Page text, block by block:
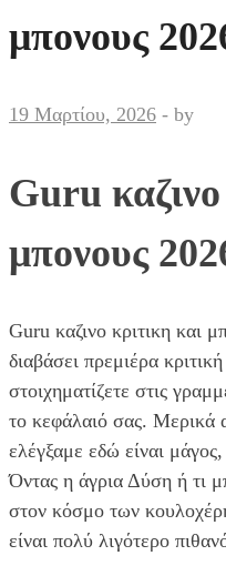
μπονους
19 Μαρτίου, 2026 - by
Guru
μπονους
Guru καζινο κριτικη και
διαβάσει πρεμιέρα
στοιχηματίζετε στις
το κεφάλαιό σας. Μερικά
ελέγξαμε εδώ είναι
Όντας η άγρια Δύση ή τι
στον κόσμο των
είναι πολύ λιγότερο